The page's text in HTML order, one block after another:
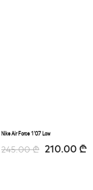
Nike Air Force 1’07 Low
245.00₾ 210.00 ₾